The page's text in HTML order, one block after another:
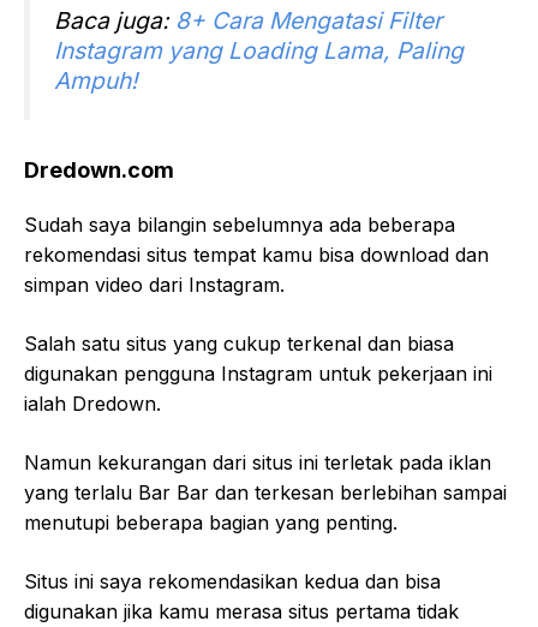
Baca juga: 8+ Cara Mengatasi Filter
Instagram yang Loading Lama, Paling
Ampuh!
Dredown.com
Sudah saya bilangin sebelumnya ada beberapa
rekomendasi situs tempat kamu bisa download dan
simpan video dari Instagram.
Salah satu situs yang cukup terkenal dan biasa
digunakan pengguna Instagram untuk pekerjaan ini
ialah Dredown.
Namun kekurangan dari situs ini terletak pada iklan
yang terlalu Bar Bar dan terkesan berlebihan sampai
menutupi beberapa bagian yang penting.
Situs ini saya rekomendasikan kedua dan bisa
digunakan jika kamu merasa situs pertama tidak